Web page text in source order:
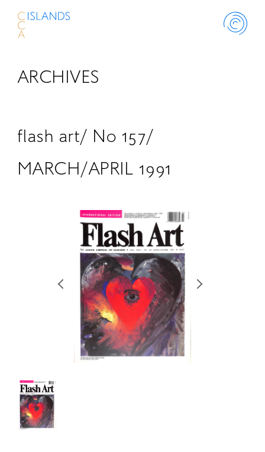
ABOUT
THINK ISLANDS
SCHOLARSHIP
RETRACE
コンサート
スカラシップ受賞者
CONTACT
ARCHIVES
flash art/ No 157/
MARCH/APRIL 1991